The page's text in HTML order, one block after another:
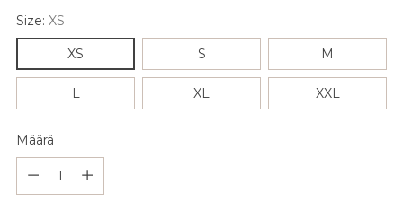
Size: XS
XS S M
L XL XXL
Määrä